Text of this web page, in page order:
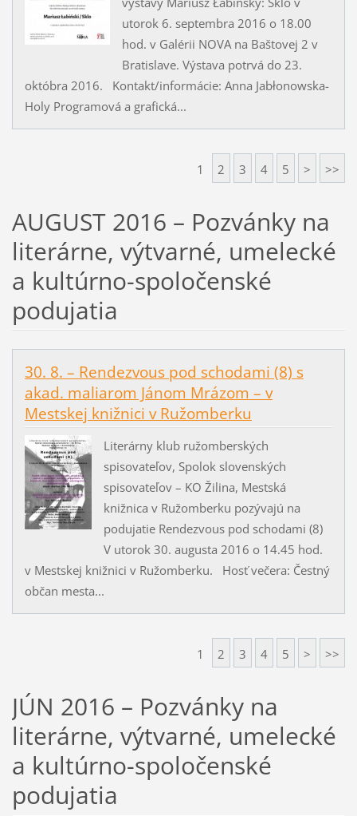
utorok 6. septembra 2016 o 18.00
hod. v Galérii NOVA na Baštovej 2 v
Bratislave. Výstava potrvá do 23.
októbra 2016. Kontakt/informácie: Anna Jabłonowska-
Holy Programová a grafická...
1 2 3 4 5 > >>
AUGUST 2016 – Pozvánky na
literárne, výtvarné, umelecké
a kultúrno-spoločenské
podujatia
30. 8. – Rendezvous pod schodami (8) s
akad. maliarom Jánom Mrázom – v
Mestskej knižnici v Ružomberku
Literárny klub ružomberských
spisovateľov, Spolok slovenských
spisovateľov – KO Žilina, Mestská
knižnica v Ružomberku pozývajú na
podujatie Rendezvous pod schodami (8)
V utorok 30. augusta 2016 o 14.45 hod.
v Mestskej knižnici v Ružomberku. Hosť večera: Čestný
občan mesta...
1 2 3 4 5 > >>
JÚN 2016 – Pozvánky na
literárne, výtvarné, umelecké
a kultúrno-spoločenské
podujatia